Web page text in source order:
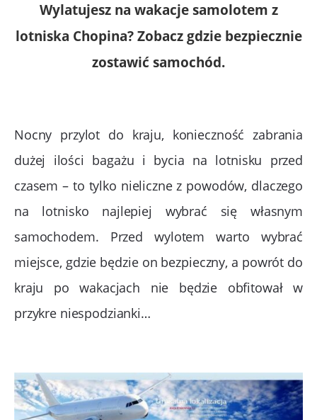
Wylatujesz na wakacje samolotem z
lotniska Chopina? Zobacz gdzie bezpiecznie
zostawić samochód.
Nocny przylot do kraju, konieczność zabrania
dużej ilości bagażu i bycia na lotnisku przed
czasem – to tylko nieliczne z powodów, dlaczego
na lotnisko najlepiej wybrać się własnym
samochodem. Przed wylotem warto wybrać
miejsce, gdzie będzie on bezpieczny, a powrót do
kraju po wakacjach nie będzie obfitował w
przykre niespodzianki…